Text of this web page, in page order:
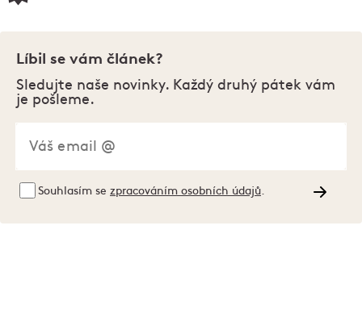
Líbil se vám článek?
Sledujte naše novinky. Každý druhý pátek vám
je pošleme.
Souhlasím se zpracováním osobních údajů